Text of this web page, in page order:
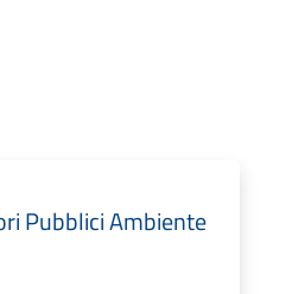
Pubblici Ambiente